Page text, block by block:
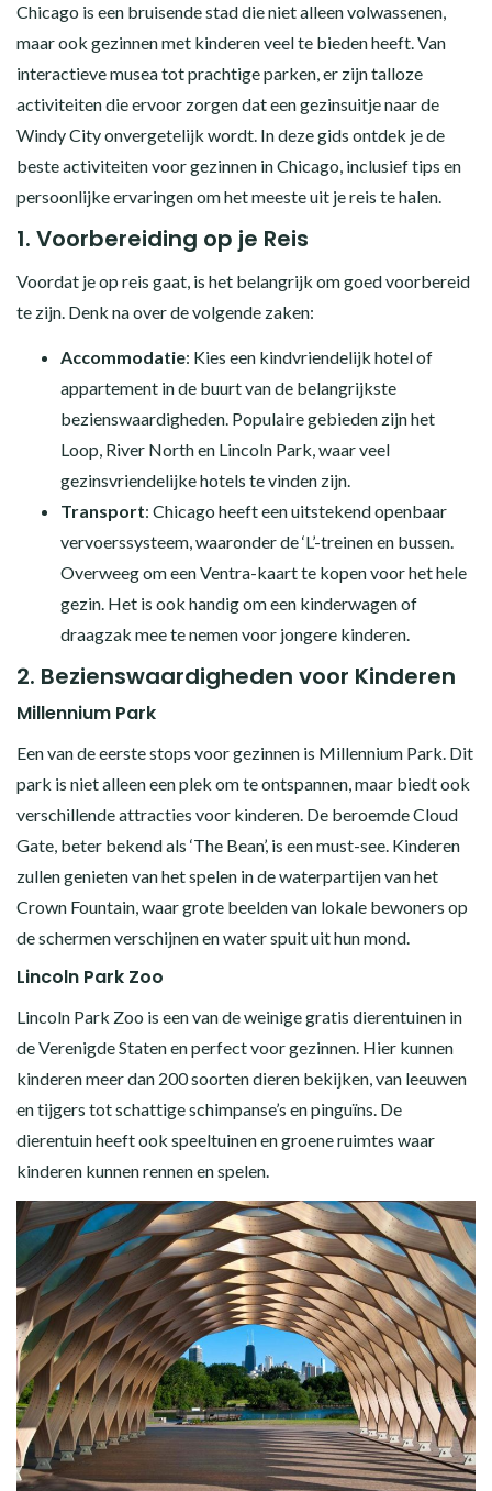
Chicago is een bruisende stad die niet alleen volwassenen,
maar ook gezinnen met kinderen veel te bieden heeft. Van
interactieve musea tot prachtige parken, er zijn talloze
activiteiten die ervoor zorgen dat een gezinsuitje naar de
Windy City onvergetelijk wordt. In deze gids ontdek je de
beste activiteiten voor gezinnen in Chicago, inclusief tips en
persoonlijke ervaringen om het meeste uit je reis te halen.
1. Voorbereiding op je Reis
Voordat je op reis gaat, is het belangrijk om goed voorbereid
te zijn. Denk na over de volgende zaken:
Accommodatie: Kies een kindvriendelijk hotel of
appartement in de buurt van de belangrijkste
bezienswaardigheden. Populaire gebieden zijn het
Loop, River North en Lincoln Park, waar veel
gezinsvriendelijke hotels te vinden zijn.
Transport: Chicago heeft een uitstekend openbaar
vervoerssysteem, waaronder de ‘L’-treinen en bussen.
Overweeg om een Ventra-kaart te kopen voor het hele
gezin. Het is ook handig om een kinderwagen of
draagzak mee te nemen voor jongere kinderen.
2. Bezienswaardigheden voor Kinderen
Millennium Park
Een van de eerste stops voor gezinnen is Millennium Park. Dit
park is niet alleen een plek om te ontspannen, maar biedt ook
verschillende attracties voor kinderen. De beroemde Cloud
Gate, beter bekend als ‘The Bean’, is een must-see. Kinderen
zullen genieten van het spelen in de waterpartijen van het
Crown Fountain, waar grote beelden van lokale bewoners op
de schermen verschijnen en water spuit uit hun mond.
Lincoln Park Zoo
Lincoln Park Zoo is een van de weinige gratis dierentuinen in
de Verenigde Staten en perfect voor gezinnen. Hier kunnen
kinderen meer dan 200 soorten dieren bekijken, van leeuwen
en tijgers tot schattige schimpanse’s en pinguïns. De
dierentuin heeft ook speeltuinen en groene ruimtes waar
kinderen kunnen rennen en spelen.